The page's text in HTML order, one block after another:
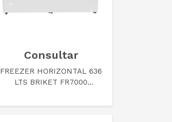
Consultar
FREEZER HORIZONTAL 636
LTS BRIKET FR7000